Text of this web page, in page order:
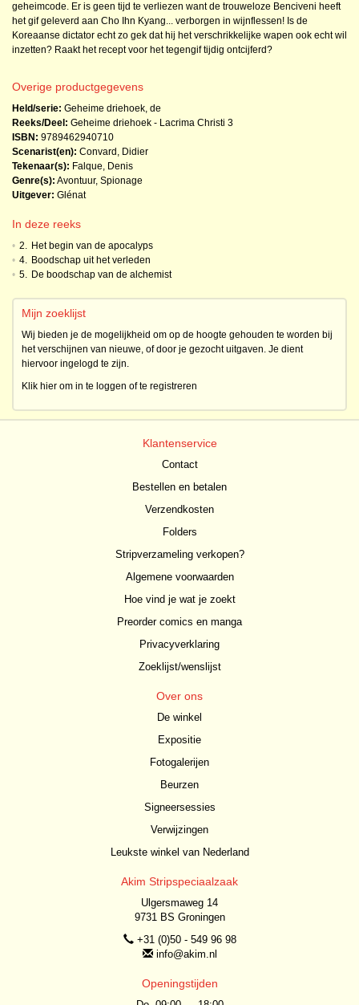
geheimcode. Er is geen tijd te verliezen want de trouweloze Benciveni heeft
het gif geleverd aan Cho Ihn Kyang... verborgen in wijnflessen! Is de
Koreaanse dictator echt zo gek dat hij het verschrikkelijke wapen ook echt wil
inzetten? Raakt het recept voor het tegengif tijdig ontcijferd?
Overige productgegevens
Held/serie: Geheime driehoek, de
Reeks/Deel: Geheime driehoek - Lacrima Christi 3
ISBN: 9789462940710
Scenarist(en): Convard, Didier
Tekenaar(s): Falque, Denis
Genre(s): Avontuur, Spionage
Uitgever: Glénat
In deze reeks
• 2. Het begin van de apocalyps
• 4. Boodschap uit het verleden
• 5. De boodschap van de alchemist
Mijn zoeklijst
Wij bieden je de mogelijkheid om op de hoogte gehouden te worden bij
het verschijnen van nieuwe, of door je gezocht uitgaven. Je dient
hiervoor ingelogd te zijn.
Klik hier om in te loggen of te registreren
Klantenservice
Contact
Bestellen en betalen
Verzendkosten
Folders
Stripverzameling verkopen?
Algemene voorwaarden
Hoe vind je wat je zoekt
Preorder comics en manga
Privacyverklaring
Zoeklijst/wenslijst
Over ons
De winkel
Expositie
Fotogalerijen
Beurzen
Signeersessies
Verwijzingen
Leukste winkel van Nederland
Akim Stripspeciaalzaak
Ulgersmaweg 14
9731 BS Groningen
+31 (0)50 - 549 96 98
info@akim.nl
Openingstijden